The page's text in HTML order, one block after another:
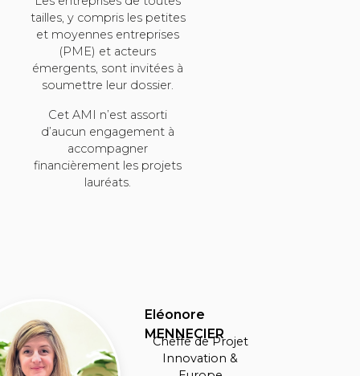
tailles, y compris les petites
et moyennes entreprises
(PME) et acteurs
émergents, sont invitées à
soumettre leur dossier.
Cet AMI n’est assorti
d’aucun engagement à
accompagner
financièrement les projets
lauréats.
Eléonore
MENNECIER
Cheffe de Projet
Innovation &